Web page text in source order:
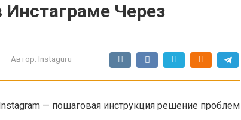
Через
Автор: Instaguru
— пошаговая инструкция решение проблем